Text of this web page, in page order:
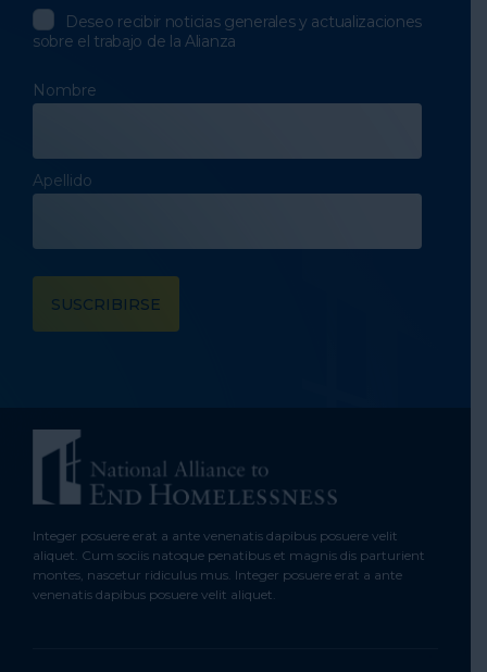
Deseo recibir noticias generales y actualizaciones
sobre el trabajo de la Alianza
Nombre
Apellido
Integer posuere erat a ante venenatis dapibus posuere velit
aliquet. Cum sociis natoque penatibus et magnis dis parturient
montes, nascetur ridiculus mus. Integer posuere erat a ante
venenatis dapibus posuere velit aliquet.